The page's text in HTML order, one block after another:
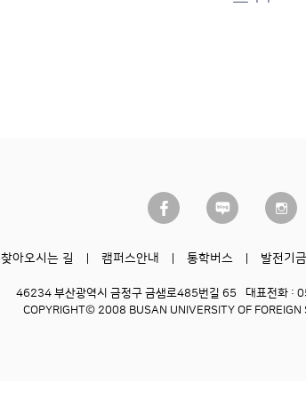
찾아오시는 길 캠퍼스안내 통학버스 발전기금
46234 부산광역시 금정구 금샘로485번길 65 대표전화 :
COPYRIGHT© 2008 BUSAN UNIVERSITY OF FOREIGN